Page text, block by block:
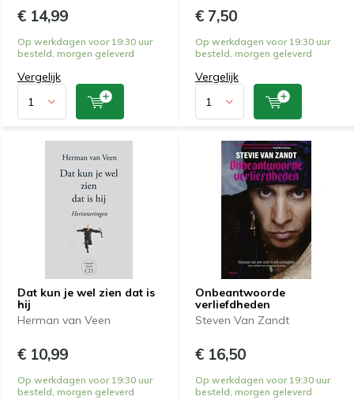
€ 14,99
Op werkdagen voor 19:30 uur
besteld, morgen geleverd
Vergelijk
€ 7,50
Op werkdagen voor 19:30 uur
besteld, morgen geleverd
Vergelijk
Dat kun je wel zien dat is
hij
Herman van Veen
€ 10,99
Op werkdagen voor 19:30 uur
besteld, morgen geleverd
Onbeantwoorde
verliefdheden
Steven Van Zandt
€ 16,50
Op werkdagen voor 19:30 uur
besteld, morgen geleverd